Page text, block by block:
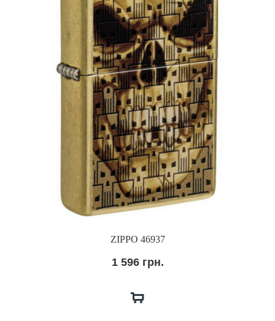
ZIPPO 46937
1 596 грн.